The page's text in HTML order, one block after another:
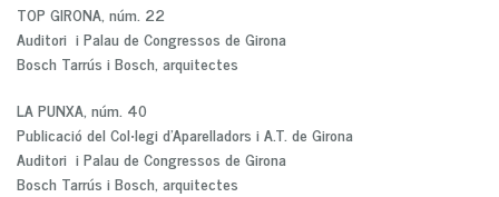
TOP GIRONA, núm. 22
Auditori i Palau de Congressos de Girona
Bosch Tarrús i Bosch, arquitectes
LA PUNXA, núm. 40
Publicació del Col•legi d’Aparelladors i A.T. de Girona
Auditori i Palau de Congressos de Girona
Bosch Tarrús i Bosch, arquitectes